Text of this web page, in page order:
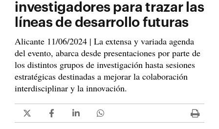
investigadores para trazar las
líneas de desarrollo futuras
Alicante 11/06/2024 | La extensa y variada agenda
del evento, abarca desde presentaciones por parte de
los distintos grupos de investigación hasta sesiones
estratégicas destinadas a mejorar la colaboración
interdisciplinar y la innovación.